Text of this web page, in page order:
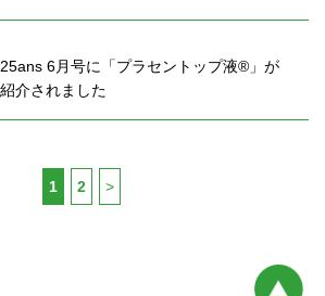
25ans 6月号に「プラセントップ液®」が
紹介されました
1 2 >